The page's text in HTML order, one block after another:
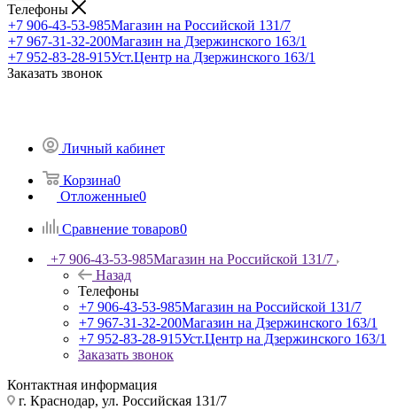
Телефоны
+7 906-43-53-985Магазин на Российской 131/7
+7 967-31-32-200Магазин на Дзержинского 163/1
+7 952-83-28-915Уст.Центр на Дзержинского 163/1
Заказать звонок
Личный кабинет
Корзина0
Отложенные0
Сравнение товаров0
+7 906-43-53-985Магазин на Российской 131/7
Назад
Телефоны
+7 906-43-53-985Магазин на Российской 131/7
+7 967-31-32-200Магазин на Дзержинского 163/1
+7 952-83-28-915Уст.Центр на Дзержинского 163/1
Заказать звонок
Контактная информация
г. Краснодар, ул. Российская 131/7